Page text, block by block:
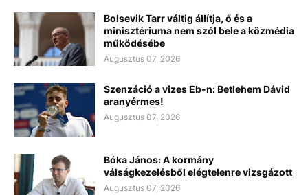
Bolsevik Tarr váltig állítja, ő és a
minisztériuma nem szól bele a közmédia
működésébe
Augusztus 07, 2026
Szenzáció a vizes Eb-n: Betlehem Dávid
aranyérmes!
Augusztus 07, 2026
Bóka János: A kormány
válságkezelésből elégtelenre vizsgázott
Augusztus 07, 2026